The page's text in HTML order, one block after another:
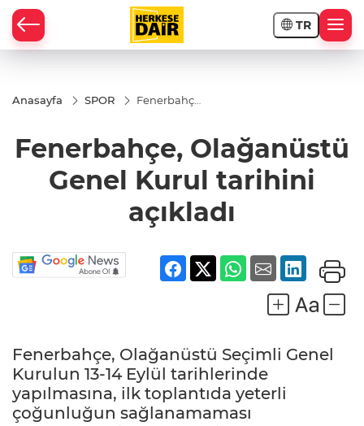
TR
Anasayfa SPOR
Fenerbahçe,
açıkladı
Fenerbahçe, Olağanüstü
Genel Kurul tarihini
açıkladı
Fenerbahçe, Olağanüstü Seçimli Genel
Kurulun 13-14 Eylül tarihlerinde
yapılmasına, ilk toplantıda yeterli
çoğunluğun sağlanamaması